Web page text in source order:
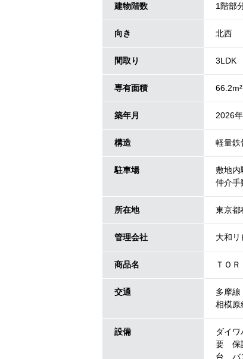
建物階数 1階部
向き 北西
間取り 3LDK
専有面積 66.2m²
築年月 2026
構造 軽量鉄
駐車場
敷地内
仲介手
所在地 東京都
管理会社 大和
商品名 ＴＯＲ
交通
多摩
相模原
設備
ダイ
要 保
台 バ